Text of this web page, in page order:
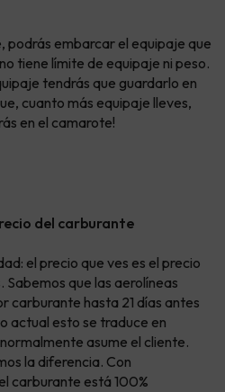
podrás embarcar el equipaje que
tiene límite de equipaje ni peso.
tendrás que guardarlo en
cuanto más equipaje lleves,
en el camarote!
del carburante
el precio que ves es el precio
Sabemos que las aerolíneas
carburante hasta 21 días antes
actual esto se traduce en
asume el cliente.
la diferencia. Con
carburante está 100%